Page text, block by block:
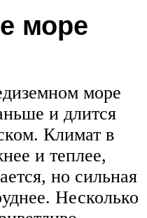
море
море
и длится
Климат в
и теплее,
но сильная
Несколько